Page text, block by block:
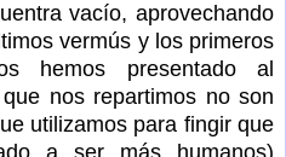
vacío, aprovechando
vermús y los primeros
hemos presentado al
nos repartimos no son
utilizamos para fingir que